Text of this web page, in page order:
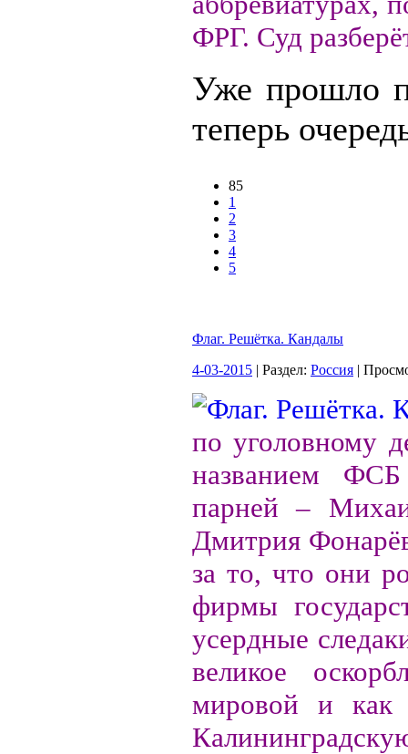
ФРГ. Суд
Уже прошло
теперь
85
1
2
3
4
5
Флаг. Решётка. Кандалы
4-03-2015 | Раздел: Россия |
по уголовному
названием ФСБ
парней –
Дмитрия
за то, что они
фирмы
усердные
великое
мировой и как